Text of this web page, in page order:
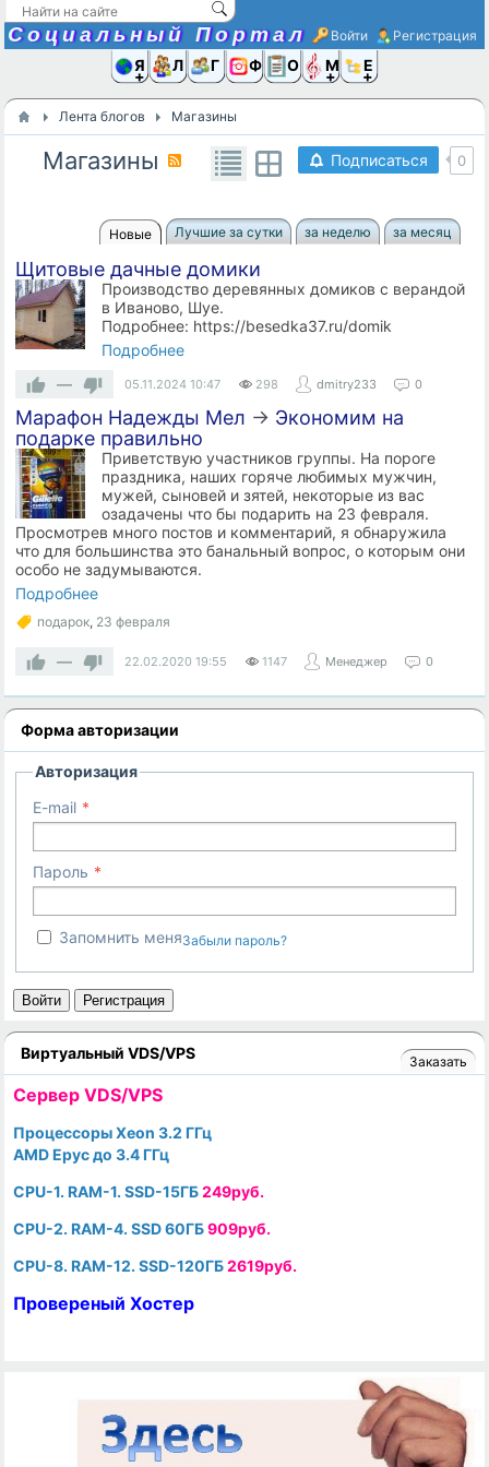
Социальный Портал Войти Регистрация
Я иЛюди
Группы
Фото Ещё
Лента блогов Магазины
Подписаться 0
Магазины
Новые Лучшие за сутки за неделю за месяц
Щитовые дачные домики
Производство деревянных домиков с верандой
в Иваново, Шуе.
Подробнее: https://besedka37.ru/domik
Подробнее
—
05.11.2024 10:47 298 dmitry233 0
Марафон Надежды Мел → Экономим на
подарке правильно
Приветствую участников группы. На пороге
праздника, наших горяче любимых мужчин,
мужей, сыновей и зятей, некоторые из вас
озадачены что бы подарить на 23 февраля.
Просмотрев много постов и комментарий, я обнаружила
что для большинства это банальный вопрос, о которым они
особо не задумываются.
Подробнее
подарок, 23 февраля
— 22.02.2020 19:55 1147 Менеджер 0
Форма авторизации
Авторизация
E-mail
Пароль
Запомнить меняЗабыли пароль?
Войти Регистрация
Виртуальный VDS/VPS Заказать
Cервер VDS/VPS
Процессоры Xeon 3.2 ГГц
AMD Epyc до 3.4 ГГц
CPU-1. RAM-1. SSD-15ГБ249руб.
CPU-2. RAM-4. SSD 60ГБ909руб.
CPU-8. RAM-12. SSD-120ГБ2619руб.
Провереный Хостер